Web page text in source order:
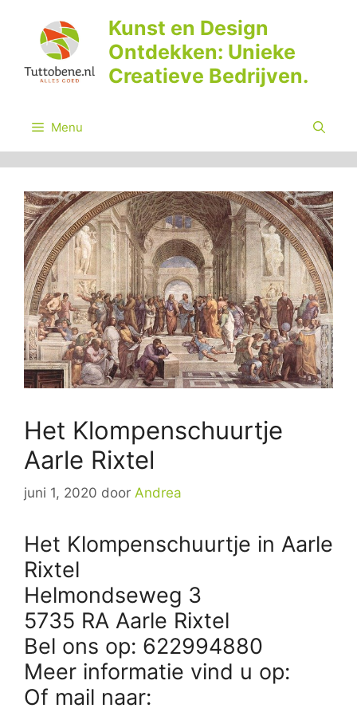
inhoud
Kunst en Design
Ontdekken: Unieke
Creatieve Bedrijven.
Menu
Het Klompenschuurtje
Aarle Rixtel
juni 1, 2020 door Andrea
Het Klompenschuurtje in Aarle
Rixtel
Helmondseweg 3
5735 RA Aarle Rixtel
Bel ons op: 622994880
Meer informatie vind u op:
Of mail naar: